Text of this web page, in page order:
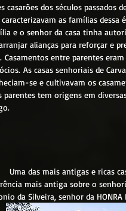
casarões dos séculos
as famílias dessa
e o senhor da casa tinha
alianças para reforçar e
Casamentos entre parentes
As casas senhoriais de
se e cultivavam os
parentes tem origens em
mais antiga sobre o
da Silveira, senhor da HONRA